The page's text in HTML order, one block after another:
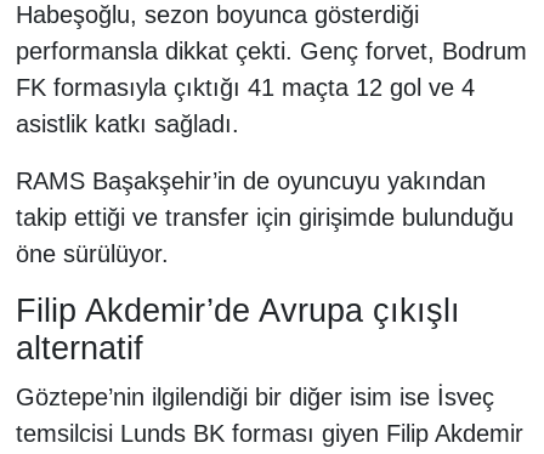
Habeşoğlu, sezon boyunca gösterdiği
performansla dikkat çekti. Genç forvet, Bodrum
FK formasıyla çıktığı 41 maçta 12 gol ve 4
asistlik katkı sağladı.
RAMS Başakşehir’in de oyuncuyu yakından
takip ettiği ve transfer için girişimde bulunduğu
öne sürülüyor.
Filip Akdemir’de Avrupa çıkışlı
alternatif
Göztepe’nin ilgilendiği bir diğer isim ise İsveç
temsilcisi Lunds BK forması giyen Filip Akdemir